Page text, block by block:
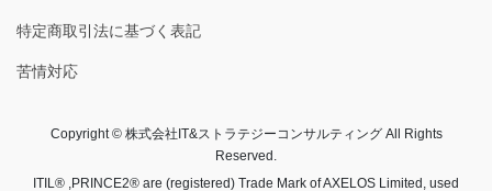
特定商取引法に基づく表記
苦情対応
Copyright © 株式会社IT&ストラテジーコンサルティング All Rights
Reserved.
ITIL® ,PRINCE2® are (registered) Trade Mark of AXELOS Limited, used